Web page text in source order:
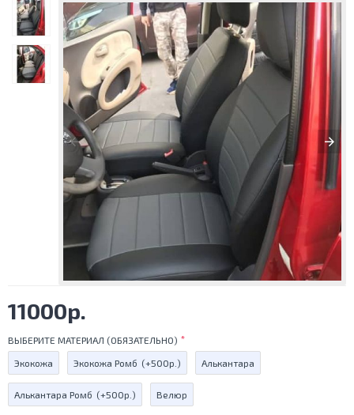
11000р.
ВЫБЕРИТЕ МАТЕРИАЛ (ОБЯЗАТЕЛЬНО)
Экокожа Экокожа Ромб (+500р.) Алькантара
Алькантара Ромб (+500р.) Велюр